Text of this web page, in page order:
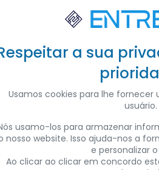
a sua
Usamos cookies para lhe
usuário.
usamo-los para armazenar
nosso website. Isso ajuda-nos a
e personalizar
Ao clicar ao clicar em concordo